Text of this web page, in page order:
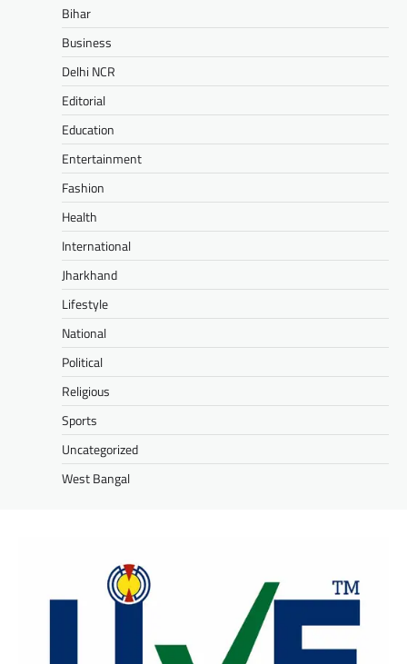
Bihar
Business
Delhi NCR
Editorial
Education
Entertainment
Fashion
Health
International
Jharkhand
Lifestyle
National
Political
Religious
Sports
Uncategorized
West Bangal